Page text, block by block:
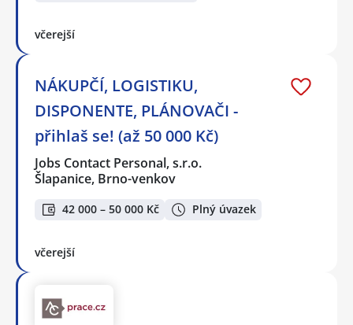
včerejší
NÁKUPČÍ, LOGISTIKU,
DISPONENTE, PLÁNOVAČI -
přihlaš se! (až 50 000 Kč)
Jobs Contact Personal, s.r.o.
Šlapanice, Brno-venkov
42 000 – 50 000 Kč Plný úvazek
včerejší